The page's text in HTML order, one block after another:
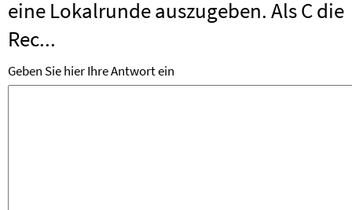
eine Lokalrunde auszugeben. Als C die
Rec...
Geben Sie hier Ihre Antwort ein